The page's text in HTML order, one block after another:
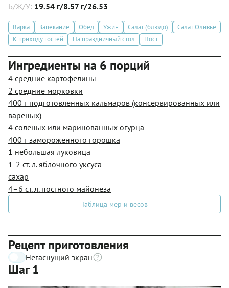
Б/Ж/У: 19.54 г/8.57 г/26.53
Варка Запекание Обед Ужин Салат (блюдо)
Салат Оливье
К приходу гостей
На праздничный стол Пост
Ингредиенты на 6 порций
4 средние картофелины
2 средние морковки
400 г подготовленных кальмаров (консервированных или
вареных)
4 соленых или маринованных огурца
400 г замороженного горошка
1 небольшая луковица
1-2 ст. л. яблочного уксуса
сахар
4–6 ст. л. постного майонеза
Таблица мер и весов
Рецепт приготовления
Негаснущий экран
Шаг 1